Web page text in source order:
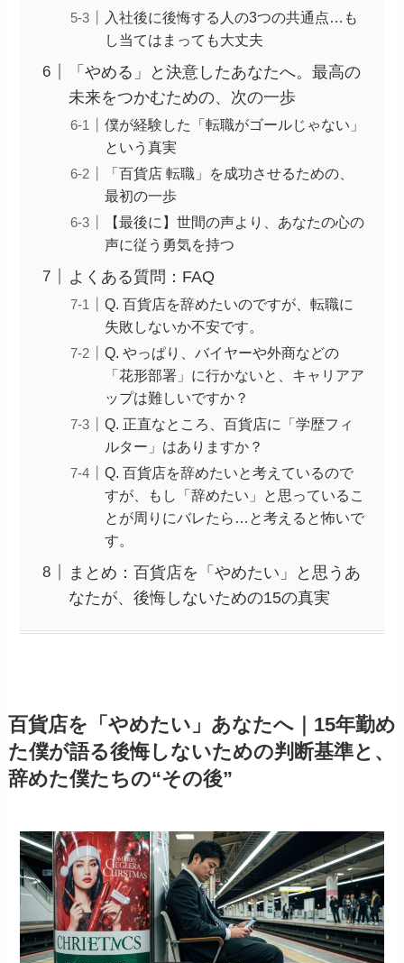
入社後に後悔する人の3つの共通点…も
し当てはまっても大丈夫
「やめる」と決意したあなたへ。最高の
未来をつかむための、次の一歩
僕が経験した「転職がゴールじゃない」
という真実
「百貨店 転職」を成功させるための、
最初の一歩
【最後に】世間の声より、あなたの心の
声に従う勇気を持つ
よくある質問：FAQ
Q. 百貨店を辞めたいのですが、転職に
失敗しないか不安です。
Q. やっぱり、バイヤーや外商などの
「花形部署」に行かないと、キャリアア
ップは難しいですか？
Q. 正直なところ、百貨店に「学歴フィ
ルター」はありますか？
Q. 百貨店を辞めたいと考えているので
すが、もし「辞めたい」と思っているこ
とが周りにバレたら…と考えると怖いで
す。
まとめ：百貨店を「やめたい」と思うあ
なたが、後悔しないための15の真実
百貨店を「やめたい」あなたへ｜15年勤め
た僕が語る後悔しないための判断基準と、
辞めた僕たちの“その後”